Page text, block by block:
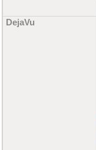
DejaVu